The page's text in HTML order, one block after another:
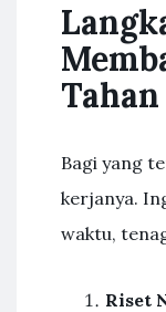
Bagi yang
kerjanya.
waktu,
Riset